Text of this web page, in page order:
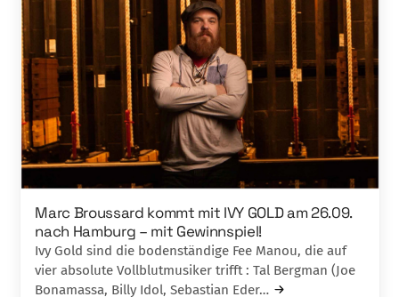
Marc Broussard kommt mit IVY GOLD am 26.09.
nach Hamburg – mit Gewinnspiel!
Ivy Gold sind die bodenständige Fee Manou, die auf
vier absolute Vollblutmusiker trifft : Tal Bergman (Joe
Bonamassa, Billy Idol, Sebastian Eder…